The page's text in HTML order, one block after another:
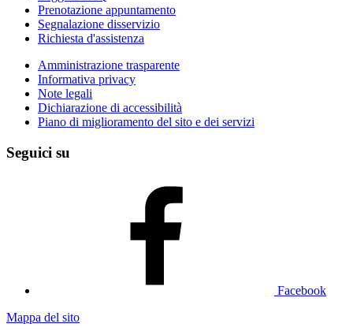
Prenotazione appuntamento
Segnalazione disservizio
Richiesta d'assistenza
Amministrazione trasparente
Informativa privacy
Note legali
Dichiarazione di accessibilità
Piano di miglioramento del sito e dei servizi
Seguici su
Facebook
Mappa del sito